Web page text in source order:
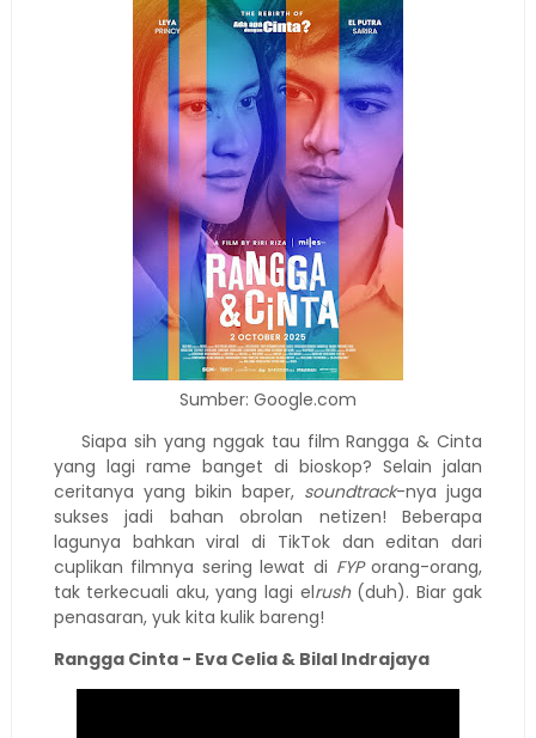
Sumber: Google.com
Siapa sih yang nggak tau film Rangga & Cinta
yang lagi rame banget di bioskop? Selain jalan
ceritanya yang bikin baper, soundtrack-nya juga
sukses jadi bahan obrolan netizen! Beberapa
lagunya bahkan viral di TikTok dan editan dari
cuplikan filmnya sering lewat di FYPorang-orang,
tak terkecuali aku, yang lagi elrush(duh). Biar gak
penasaran, yuk kita kulik bareng!
Rangga Cinta - Eva Celia & Bilal Indrajaya